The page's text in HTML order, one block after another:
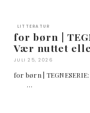
LITTERATUR
for børn |
Vær nuttet
JULI 25, 2026
for børn |
…